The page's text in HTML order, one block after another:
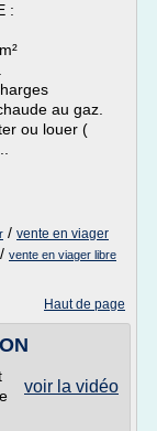
:
au gaz.
ou louer (
/ vente en viager
/ vente en viager libre
Haut de page
voir la vidéo